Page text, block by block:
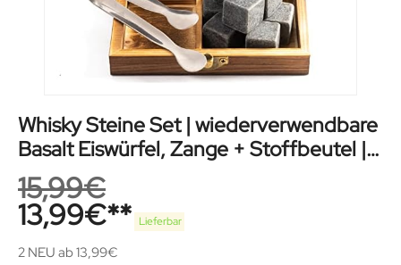
Whisky Steine Set | wiederverwendbare
Basalt Eiswürfel, Zange + Stoffbeutel |
Whiskey Ice Cubes
15,99€
13,99€ Lieferbar
2 NEU ab 13,99€